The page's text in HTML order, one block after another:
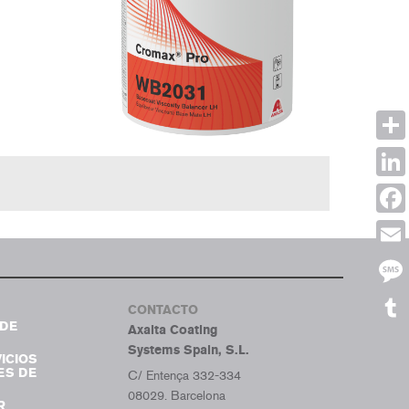
DE
CONTACTO
Axalta Coating
Systems Spain, S.L.
C/ Entença 332-334
08029. Barcelona